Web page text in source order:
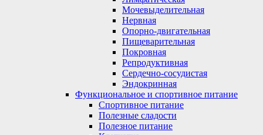
Мочевыделительная
Нервная
Опорно-двигательная
Пищеварительная
Покровная
Репродуктивная
Сердечно-сосудистая
Эндокринная
Функциональное и спортивное питание
Спортивное питание
Полезные сладости
Полезное питание